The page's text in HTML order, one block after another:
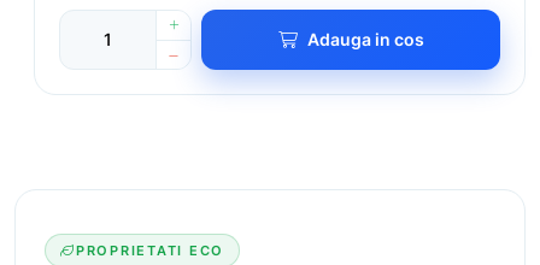
Adauga in cos
PROPRIETATI ECO